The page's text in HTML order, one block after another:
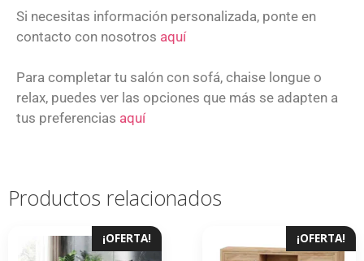
Si necesitas información personalizada, ponte en
contacto con nosotros aquí
Para completar tu salón con sofá, chaise longue o
relax, puedes ver las opciones que más se adapten a
tus preferencias aquí
Productos relacionados
¡OFERTA! ¡OFERTA!